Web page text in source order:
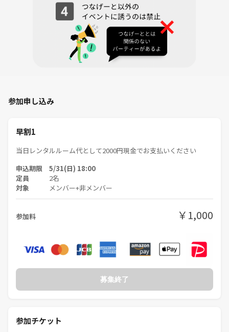
みんなで空気読み。究極の二択
🎨 お絵かき・大喜利系
おじさんメッセージ
👀 反射・リアルタイム系
音速飯店
バランスゲーム ドラえもんだらけ
👧👦 ファミリー・子どもと遊べる定番系
ひらがじゃん
ナンジャモンジャ
UNO
トークテーマトランプ
参加申し込み
早割1
当日レンタルルーム代として2000円現金でお支払いください
申込期限 5/31(日) 18:00
定員 2名
対象 メンバー+非メンバー
参加料 ￥1,000
募集終了
参加チケット